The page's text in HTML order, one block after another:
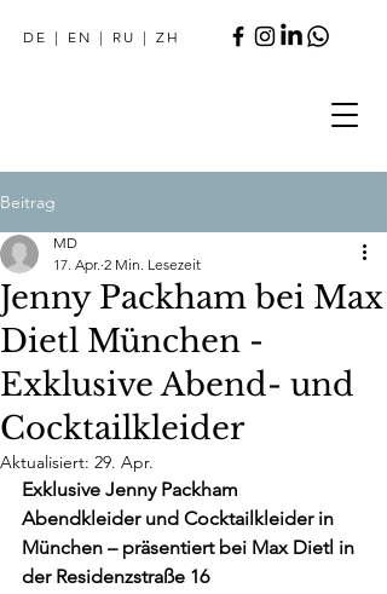
DE | EN | RU |ZH
Beitrag
Jenny Packham bei Max
Dietl München -
Exklusive Abend- und
Cocktailkleider
MD
17. Apr. 2 Min. Lesezeit
Aktualisiert: 29. Apr.
Exklusive Jenny Packham
Abendkleider und Cocktailkleider in
München – präsentiert bei Max Dietl in
der Residenzstraße 16